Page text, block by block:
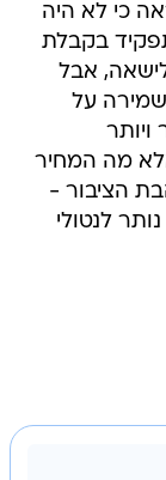
אבל
על
ויותר
מה המחיר
הציבור -
לנטולי